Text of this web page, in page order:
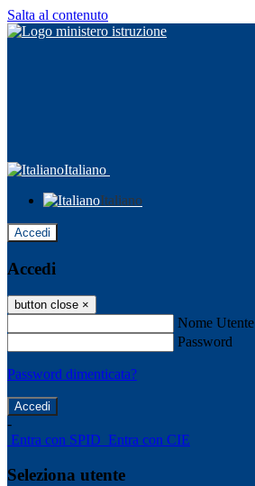
Salta al contenuto
Italiano
Italiano
Accedi
Accedi
button close ×
Nome Utente
Password
Password dimenticata?
-
Entra con SPID Entra con CIE
Seleziona utente